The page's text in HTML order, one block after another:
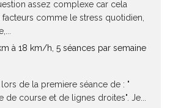
assez complexe car cela
comme le stress quotidien,
à 18 km/h, 5 séances par semaine
de la premiere séance de : "
de course et de lignes droites". Je...